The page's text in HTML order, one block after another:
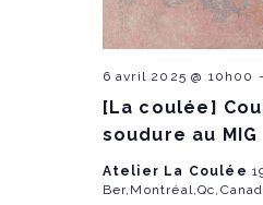
[La coulée]
soudure au MIG
6 avril 2025 @ 10h00
Atelier La Coulée